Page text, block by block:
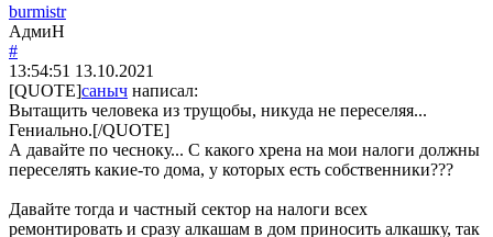
burmistr
АдмиН
#
13:54:51 13.10.2021
[QUOTE]саныч написал:
Вытащить человека из трущобы, никуда не переселяя...
Гениально.[/QUOTE]
А давайте по чесноку... С какого хрена на мои налоги должны
переселять какие-то дома, у которых есть собственники???
Давайте тогда и частный сектор на налоги всех
ремонтировать и сразу алкашам в дом приносить алкашку, так